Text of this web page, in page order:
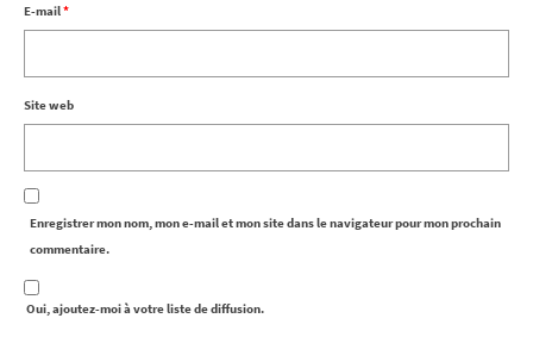
E-mail*
Site web
Enregistrer mon nom, mon e-mail et mon site dans le navigateur pour mon prochain
commentaire.
Oui, ajoutez-moi à votre liste de diffusion.